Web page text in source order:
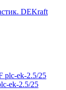
DEKraft
ek-2.5/25